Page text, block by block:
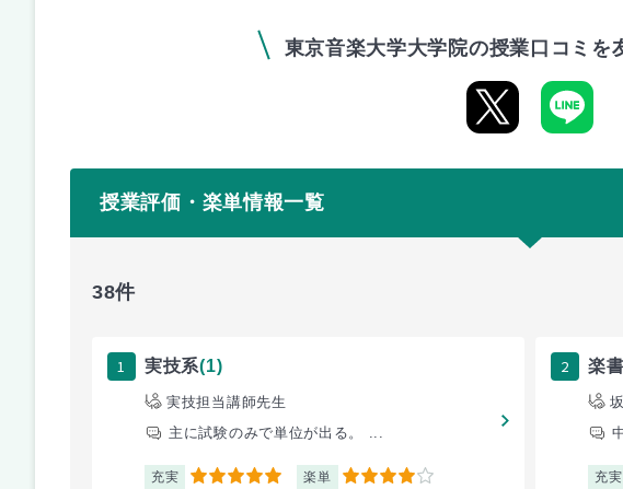
東京音楽大学大学院の授業口コミを
授業評価・楽単情報一覧
38件
1 実技系(1)
実技担当講師先生
主に試験のみで単位が出る。 ...
充実 5 楽単 4
2
充実